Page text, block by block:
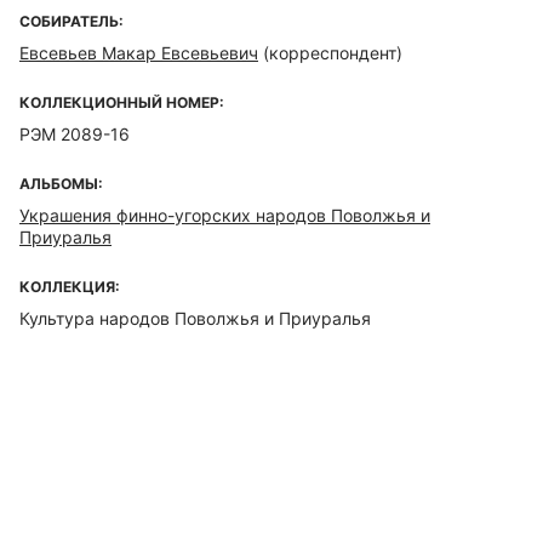
СОБИРАТЕЛЬ:
Евсевьев Макар Евсевьевич (корреспондент)
КОЛЛЕКЦИОННЫЙ НОМЕР:
РЭМ 2089-16
АЛЬБОМЫ:
Украшения финно-угорских народов Поволжья и
Приуралья
КОЛЛЕКЦИЯ:
Культура народов Поволжья и Приуралья